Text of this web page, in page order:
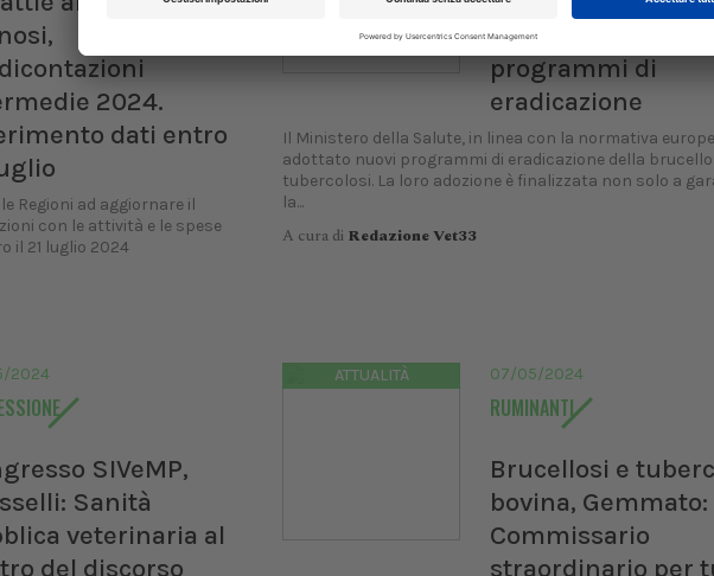
2024.
dati entro
Regioni ad aggiornare il
con le attività e le spese
il 21 luglio 2024
in vigore i nuovi
programmi di
eradicazione
Il Ministero della Salute, in linea con la normativa
adottato nuovi programmi di eradicazione della
tubercolosi. La loro adozione è finalizzata non solo a
la...
A cura di Redazione Vet33
2024
SIVeMP,
Sanità
veterinaria al
del discorso
ATTUALITÀ 07/05/2024
RUMINANTI
Brucellosi e
bovina, Gemmato:
Commissario
straordinario per